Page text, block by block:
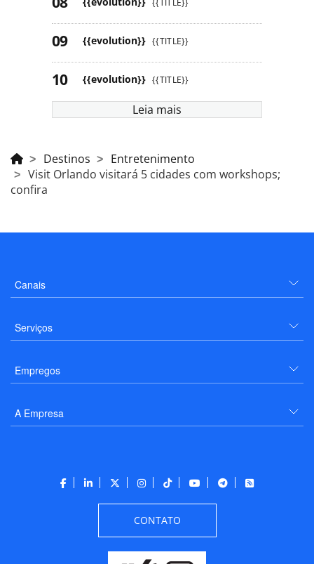
{{TITLE}}
{{evolution}} {{TITLE}}
{{evolution}} {{TITLE}}
Leia mais
Destinos
Entretenimento
Visit Orlando visitará 5 cidades com workshops;
confira
Canais
Serviços
Empregos
A Empresa
CONTATO